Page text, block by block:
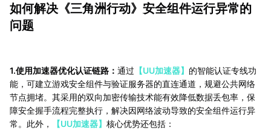
如何解决《三角洲行动》安全组件运行异常的
问题
1.使用加速器优化认证链路： 通过 【UU加速器】 的智能认证专线功
能，可建立游戏安全组件与验证服务器的直连通道，规避公共网络
节点拥堵。其采用的双向加密传输技术能有效降低数据丢包率，保
障安全握手流程完整执行，解决因网络波动导致的安全组件运行异
常。此外，
【UU加速器】 核心优势还包括：